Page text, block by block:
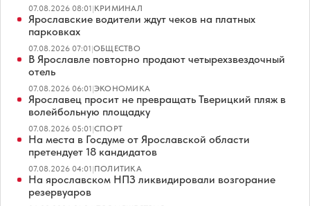
07.08.2026 08:01|КРИМИНАЛ
Ярославские водители ждут чеков на платных
парковках
07.08.2026 07:01|ОБЩЕСТВО
В Ярославле повторно продают четырехзвездочный
отель
07.08.2026 06:01|ЭКОНОМИКА
Ярославец просит не превращать Тверицкий пляж в
волейбольную площадку
07.08.2026 05:01|СПОРТ
На места в Госдуме от Ярославской области
претендует 18 кандидатов
07.08.2026 04:01|ПОЛИТИКА
На ярославском НПЗ ликвидировали возгорание
резервуаров